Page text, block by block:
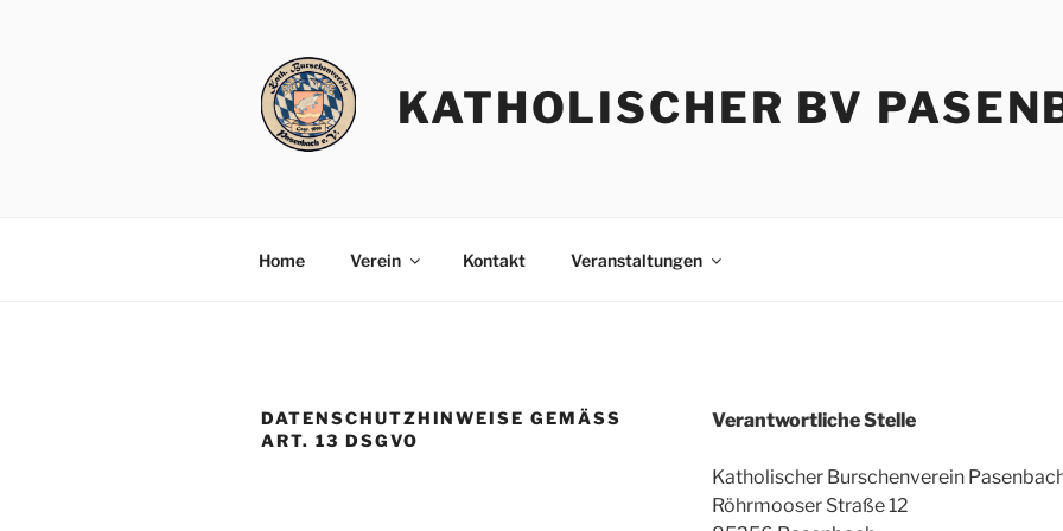
KATHOLISCHER BV
Home Verein Kontakt Veranstaltungen
DATENSCHUTZHINWEISE GEMÄSS A
RT. 13 DSGVO
Verantwortliche Stelle
Katholischer Burschenverein Pasenbach
Röhrmooser Straße 12